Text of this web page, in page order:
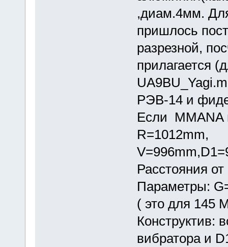
,диам.4мм.
пришлось
разрезной,
прилагается
РЭВ-14 и
Если MMANA
R=1012mm,
Расстояния
Параметры:
( это для
Конструктив:
вибратора и